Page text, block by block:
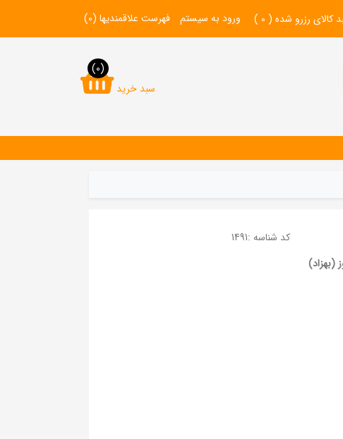
کالای رزرو شده ( 0
) ورود به سیستم فهرست علاقمندیها (0)
سبد خرید
(0)
کد شناسه :1491